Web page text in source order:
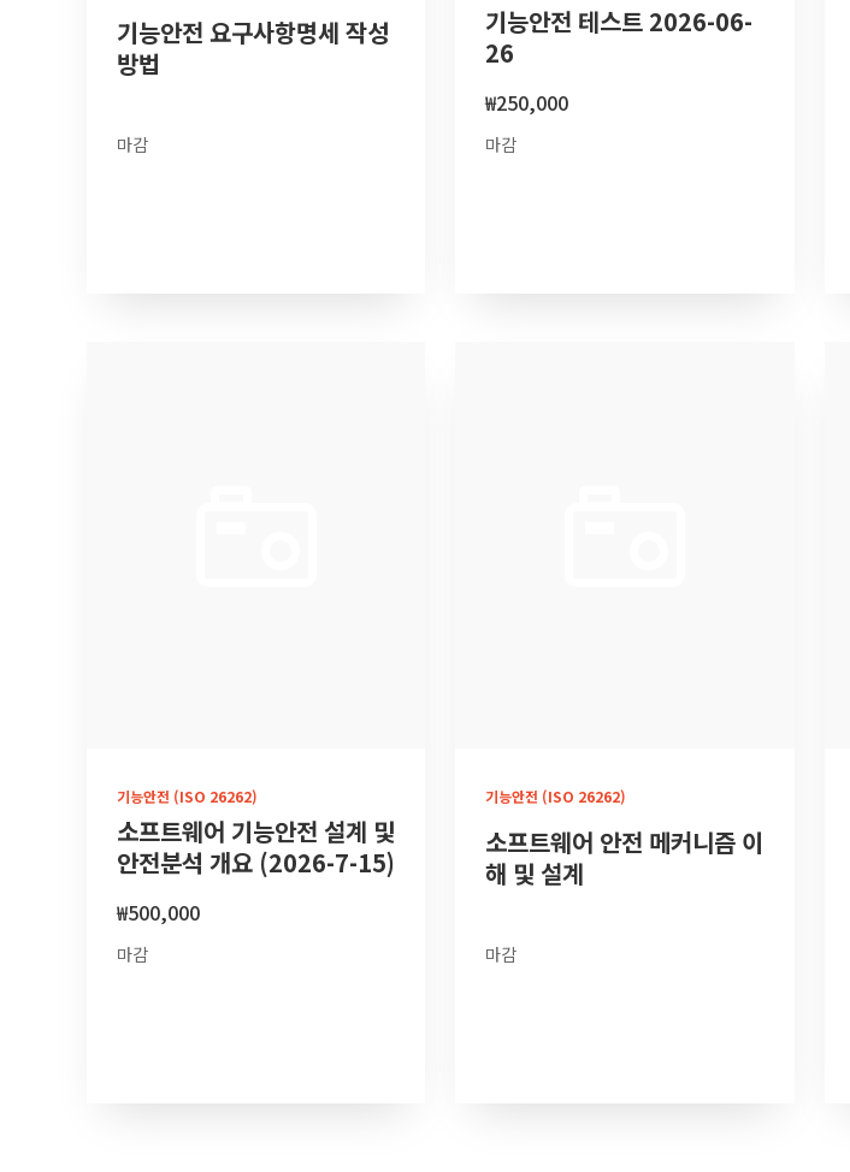
기능안전 요구사항명세 작성
방법
마감
기능안전 테스트 2026-06-
26
₩250,000
마감
소프트웨어 기능안전 설계 및
안전분석 개요 (2026-7-15)
₩500,000
기능안전 (ISO 26262)
마감
소프트웨어 안전 메커니즘 이
해 및 설계
기능안전 (ISO 26262)
마감